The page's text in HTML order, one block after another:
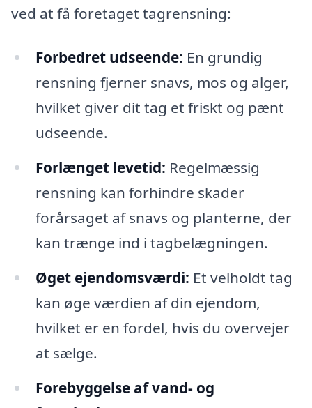
ved at få foretaget tagrensning:
Forbedret udseende: En grundig
rensning fjerner snavs, mos og alger,
hvilket giver dit tag et friskt og pænt
udseende.
Forlænget levetid: Regelmæssig
rensning kan forhindre skader
forårsaget af snavs og planterne, der
kan trænge ind i tagbelægningen.
Øget ejendomsværdi: Et velholdt tag
kan øge værdien af din ejendom,
hvilket er en fordel, hvis du overvejer
at sælge.
Forebyggelse af vand- og